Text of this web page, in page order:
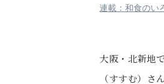
連載：和食のい
大阪・北新地
（すすむ）